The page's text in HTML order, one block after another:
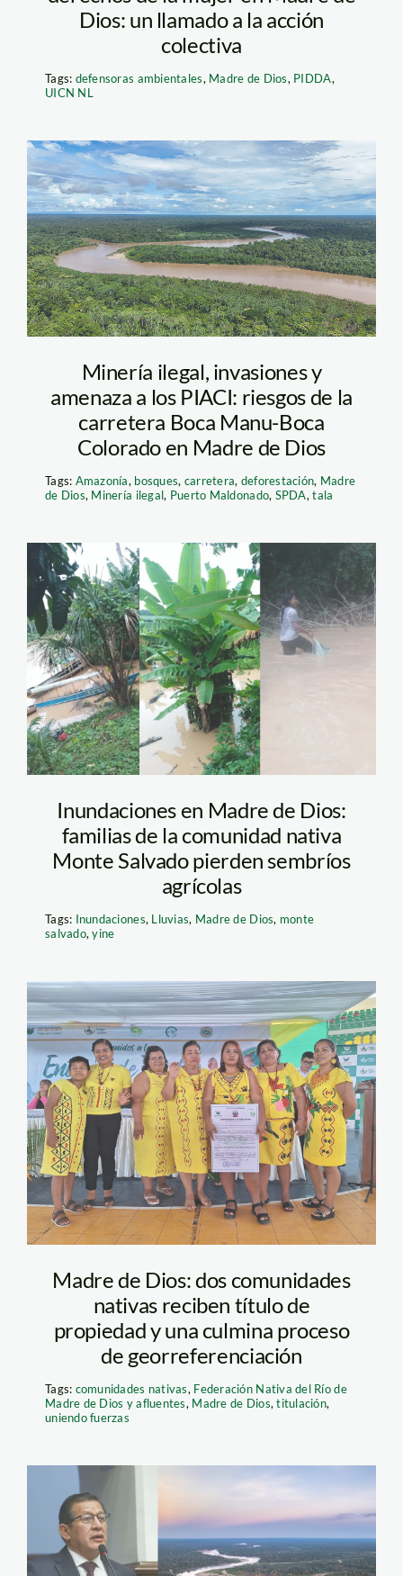
Dios: un llamado a la acción
colectiva
Tags: defensoras ambientales, Madre de Dios, PIDDA,
UICN NL
Carretera Boca Manu
– Vico Méndez 1
Minería ilegal, invasiones y
amenaza a los PIACI: riesgos de la
carretera Boca Manu-Boca
Colorado en Madre de Dios
Tags: Amazonía, bosques, carretera, deforestación, Madre
de Dios, Minería ilegal, Puerto Maldonado, SPDA,tala
inundacion en Monte
salvado foto difusion
Inundaciones en Madre de Dios:
familias de la comunidad nativa
Monte Salvado pierden sembríos
agrícolas
Tags: Inundaciones, Lluvias, Madre de Dios, monte
salvado,yine
comunidad nativa
Arazaire
Madre de Dios: dos comunidades
nativas reciben título de
propiedad y una culmina proceso
de georreferenciación
Tags: comunidades nativas, Federación Nativa del Río de
Madre de Dios y afluentes, Madre de Dios,titulación,
uniendo fuerzas
foto carretera manu
composicion SPDA